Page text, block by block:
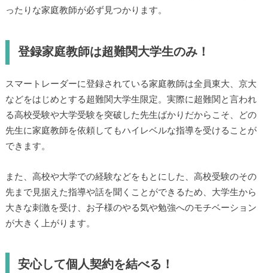
ったりな家庭教師が必ず見つかります。
登録家庭教師は超難関大学生のみ！
スマートレーダーに登録されている家庭教師は全員東大、京大
などをはじめとする超難関大学生限定。実際に超難関と言われ
る高校受験や大学受験を突破した先生ばかりだからこそ、どの
先生に家庭教師を依頼してもハイレベルな指導を受けることが
できます。
また、高校や大学での経験などをもとにした、高校受験のその
先まで見据えた指導や話を聞くことができるため、大学生から
大きな刺激を受け、お子様のやる気や勉強へのモチベーション
が大きく上がります。
安心して個人契約を結べる！